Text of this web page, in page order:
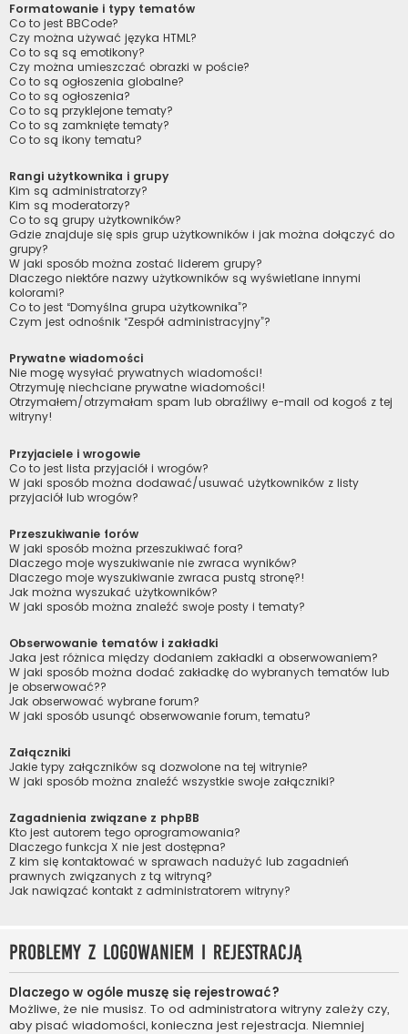
Formatowanie i typy tematów
Co to jest BBCode?
Czy można używać języka HTML?
Co to są są emotikony?
Czy można umieszczać obrazki w poście?
Co to są ogłoszenia globalne?
Co to są ogłoszenia?
Co to są przyklejone tematy?
Co to są zamknięte tematy?
Co to są ikony tematu?
Rangi użytkownika i grupy
Kim są administratorzy?
Kim są moderatorzy?
Co to są grupy użytkowników?
Gdzie znajduje się spis grup użytkowników i jak można dołączyć do
grupy?
W jaki sposób można zostać liderem grupy?
Dlaczego niektóre nazwy użytkowników są wyświetlane innymi
kolorami?
Co to jest “Domyślna grupa użytkownika”?
Czym jest odnośnik “Zespół administracyjny”?
Prywatne wiadomości
Nie mogę wysyłać prywatnych wiadomości!
Otrzymuję niechciane prywatne wiadomości!
Otrzymałem/otrzymałam spam lub obraźliwy e-mail od kogoś z tej
witryny!
Przyjaciele i wrogowie
Co to jest lista przyjaciół i wrogów?
W jaki sposób można dodawać/usuwać użytkowników z listy
przyjaciół lub wrogów?
Przeszukiwanie forów
W jaki sposób można przeszukiwać fora?
Dlaczego moje wyszukiwanie nie zwraca wyników?
Dlaczego moje wyszukiwanie zwraca pustą stronę?!
Jak można wyszukać użytkowników?
W jaki sposób można znaleźć swoje posty i tematy?
Obserwowanie tematów i zakładki
Jaka jest różnica między dodaniem zakładki a obserwowaniem?
W jaki sposób można dodać zakładkę do wybranych tematów lub
je obserwować??
Jak obserwować wybrane forum?
W jaki sposób usunąć obserwowanie forum, tematu?
Załączniki
Jakie typy załączników są dozwolone na tej witrynie?
W jaki sposób można znaleźć wszystkie swoje załączniki?
Zagadnienia związane z phpBB
Kto jest autorem tego oprogramowania?
Dlaczego funkcja X nie jest dostępna?
Z kim się kontaktować w sprawach nadużyć lub zagadnień
prawnych związanych z tą witryną?
Jak nawiązać kontakt z administratorem witryny?
Problemy z logowaniem i rejestracją
Dlaczego w ogóle muszę się rejestrować?
Możliwe, że nie musisz. To od administratora witryny zależy czy,
aby pisać wiadomości, konieczna jest rejestracja. Niemniej